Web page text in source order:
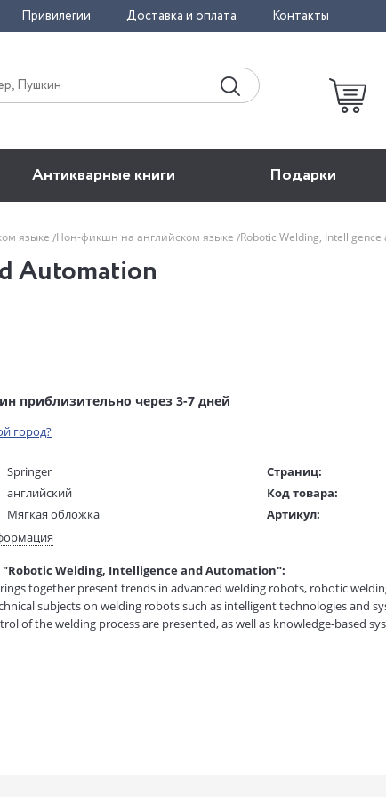
Привилегии Доставка и оплата Контакты
Антикварные книги Подарки
языке Нон-фикшн на английском языке Robotic Welding,
Automation
приблизительно через 3-7 дней
город?
Springer
английский
Мягкая обложка
240x160x30
1 гр.
Страниц:
Код товара:
Артикул:
"Robotic Welding, Intelligence and Automation":
together present trends in advanced welding robots, robotic
subjects on welding robots such as intelligent technologies and
of the welding process are presented, as well as knowledge-based